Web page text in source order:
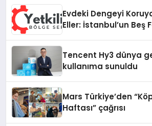
Evdeki Dengeyi
Eller: İstanbul’un Beş
Tencent Hy3 dünya
kullanıma sunuldu
Mars Türkiye’den
Haftası” çağrısı